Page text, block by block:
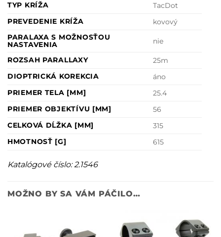
TYP KRÍŽA
TacDot
PREVEDENIE KRÍŽA
kovový
PARALAXA S MOŽNOSŤOU
NASTAVENIA
nie
ROZSAH PARALLAXY
25m
DIOPTRICKÁ KOREKCIA
áno
PRIEMER TELA [MM]
25.4
PRIEMER OBJEKTÍVU [MM]
56
CELKOVÁ DĹŽKA [MM]
315
HMOTNOSŤ [G]
615
Katalógové číslo: 2.1546
MOŽNO BY SA VÁM PÁČILO…